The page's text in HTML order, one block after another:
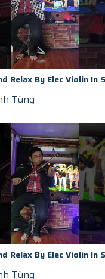
Relax By Elec Violin In
Can U Feel...
Tùng
Relax By Elec Violin In
You Say Nothing...
Tùng